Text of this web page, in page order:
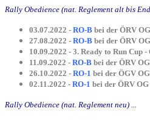
Rally Obedience (nat. Reglement alt bis
03.07.2022 - RO-B bei der ÖRV
27.08.2022 - RO-B bei der ÖRV
10.09.2022 - 3. Ready to Run Cup -
11.09.2022 - RO-B bei der ÖRV
26.10.2022 - RO-1 bei der ÖGV
02.11.2022 - RO-1 bei der ÖRV
Rally Obedience (nat. Reglement neu) ...